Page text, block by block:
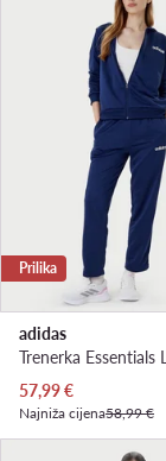
Prilika
adidas
Trenutna cijena
57,99€
Najniža cijena58,99 €